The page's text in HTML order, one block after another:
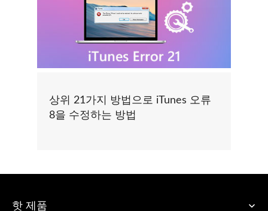
상위 21가지 방법으로 iTunes 오류
8을 수정하는 방법
핫 제품